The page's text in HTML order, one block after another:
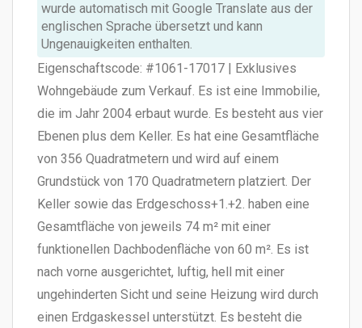
wurde automatisch mit Google Translate aus der
englischen Sprache übersetzt und kann
Ungenauigkeiten enthalten.
Eigenschaftscode: #1061-17017 | Exklusives
Wohngebäude zum Verkauf. Es ist eine Immobilie,
die im Jahr 2004 erbaut wurde. Es besteht aus vier
Ebenen plus dem Keller. Es hat eine Gesamtfläche
von 356 Quadratmetern und wird auf einem
Grundstück von 170 Quadratmetern platziert. Der
Keller sowie das Erdgeschoss+1.+2. haben eine
Gesamtfläche von jeweils 74 m² mit einer
funktionellen Dachbodenfläche von 60 m². Es ist
nach vorne ausgerichtet, luftig, hell mit einer
ungehinderten Sicht und seine Heizung wird durch
einen Erdgaskessel unterstützt. Es besteht die